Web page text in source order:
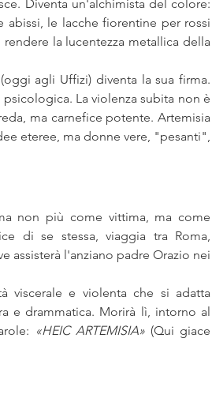
Diventa un'alchimista del colore:
le lacche fiorentine per rossi
la lucentezza metallica della
(oggi agli Uffizi) diventa la sua firma.
La violenza subita non è
ma carnefice potente. Artemisia
eteree, ma donne vere, "pesanti",
non più come vittima, ma come
di se stessa, viaggia tra Roma,
assisterà l'anziano padre Orazio nei
viscerale e violenta che si adatta
e drammatica. Morirà lì, intorno al
«HEIC ARTEMISIA» (Qui giace